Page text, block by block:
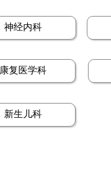
神经内科
康复医学科
新生儿科